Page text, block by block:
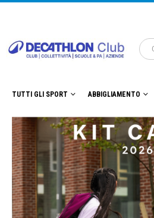
TUTTI GLI SPORT ABBIGLIAMENTO